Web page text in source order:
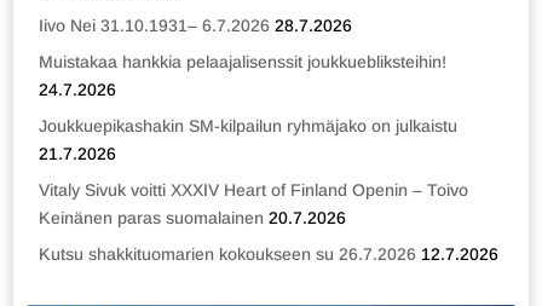
Iivo Nei 31.10.1931– 6.7.2026 28.7.2026
Muistakaa hankkia pelaajalisenssit joukkuebliksteihin!
24.7.2026
Joukkuepikashakin SM-kilpailun ryhmäjako on julkaistu
21.7.2026
Vitaly Sivuk voitti XXXIV Heart of Finland Openin – Toivo
Keinänen paras suomalainen 20.7.2026
Kutsu shakkituomarien kokoukseen su 26.7.2026 12.7.2026